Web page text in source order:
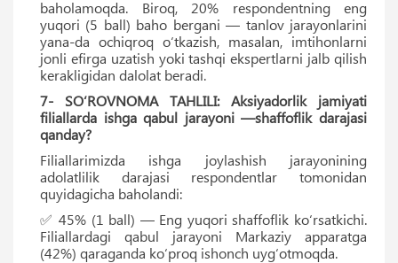
baholamoqda. Biroq, 20% respondentning eng
yuqori (5 ball) baho bergani — tanlov jarayonlarini
yana-da ochiqroq o‘tkazish, masalan, imtihonlarni
jonli efirga uzatish yoki tashqi ekspertlarni jalb qilish
kerakligidan dalolat beradi.
7- SO‘ROVNOMA TAHLILI: Aksiyadorlik jamiyati
filiallarda ishga qabul jarayoni —shaffoflik darajasi
qanday?
Filiallarimizda ishga joylashish jarayonining
adolatlilik darajasi respondentlar tomonidan
quyidagicha baholandi:
✅ 45% (1 ball) — Eng yuqori shaffoflik ko‘rsatkichi.
Filiallardagi qabul jarayoni Markaziy apparatga
(42%) qaraganda ko‘proq ishonch uyg‘otmoqda.